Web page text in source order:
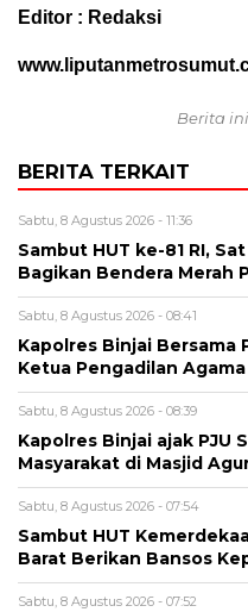
Editor : Redaksi
Berita
BERITA TERKAIT
Sabtu, 8 Agustus 2026 - 11:36
Sambut HUT ke-81 RI,
Bagikan Bendera Merah
Sabtu, 8 Agustus 2026 - 08:41
Kapolres Binjai Bersama
Ketua Pengadilan
Sabtu, 8 Agustus 2026 - 08:39
Kapolres Binjai ajak PJU
Masyarakat di Masjid
Sabtu, 8 Agustus 2026 - 07:54
Sambut HUT
Barat Berikan Bansos
Sabtu, 8 Agustus 2026 - 07:52